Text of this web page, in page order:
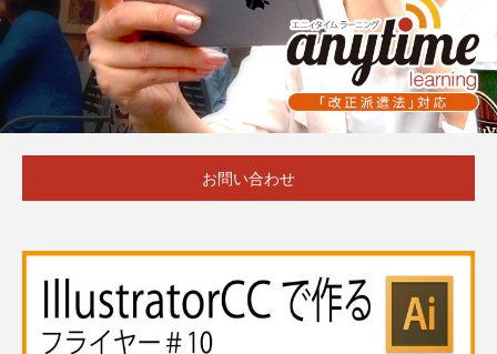
お問い合わせ